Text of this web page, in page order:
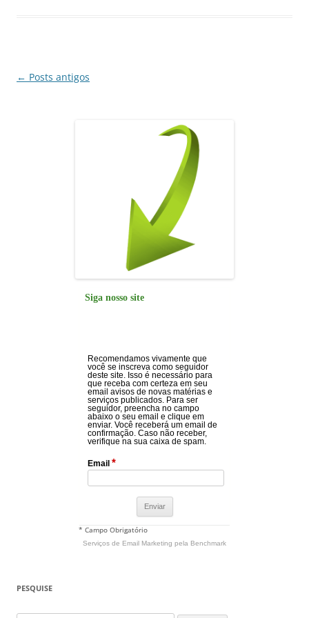
k
Navegação
← Posts antigos
Siga nosso site
Recomendamos vivamente que
você se inscreva como seguidor
deste site. Isso é necessário para
que receba com certeza em seu
email avisos de novas matérias e
serviços publicados. Para ser
seguidor, preencha no campo
abaixo o seu email e clique em
enviar. Você receberá um email de
confirmação. Caso não receber,
verifique na sua caixa de spam.
Email *
* Campo Obrigatório
Serviços de Email Marketing pela Benchmark
PESQUISE